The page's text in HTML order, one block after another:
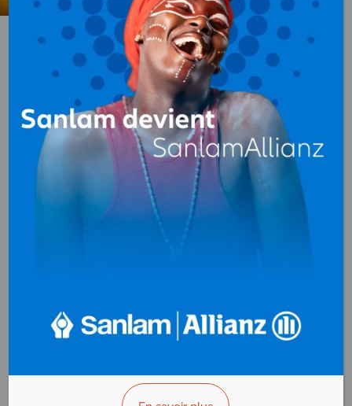
AC2P (Association
Camerounaise
des
Professionnels
de Plasturgie)
Syndicats, Associations
Douala
Cameroun
+(237) 233 40 45 29